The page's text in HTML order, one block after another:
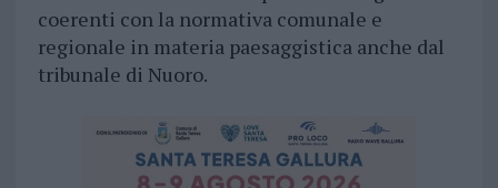
coerenti con la normativa comunale e
regionale in materia paesaggistica anche dal
tribunale di Nuoro.